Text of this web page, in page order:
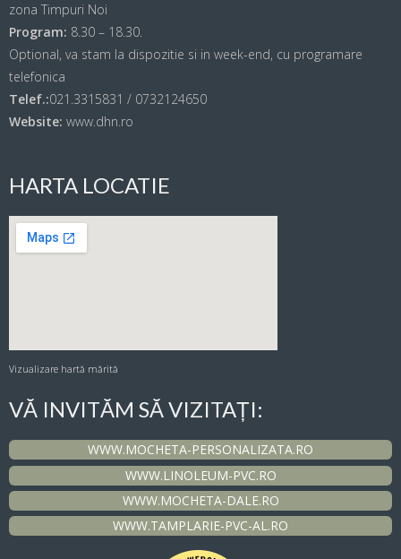
zona Timpuri Noi
Program: 8.30 – 18.30.
Optional, va stam la dispozitie si in week-end, cu programare
telefonica
Telef.:021.3315831 / 0732124650
Website: www.dhn.ro
HARTA LOCATIE
Vizualizare hartă mărită
VĂ INVITĂM SĂ VIZITAȚI:
WWW.MOCHETA-PERSONALIZATA.RO
WWW.LINOLEUM-PVC.RO
WWW.MOCHETA-DALE.RO
WWW.TAMPLARIE-PVC-AL.RO